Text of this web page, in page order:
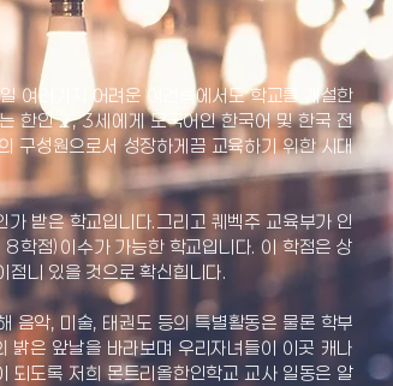
여러가지 어려운 여건속에서도 학교를 개설한
한인 2, 3세에게 모국어인 한국어 및 한국 전
구성원으로서 성장하게끔 교육하기 위한 시대
받은 학교입니다.그리고 퀘벡주 교육부가 인
점)이수가 가능한 학교입니다. 이 학점은 상
점니 있을 것으로 확신힙니다.
음악, 미술, 태권도 등의 특별활동은 물론 학부
밝은 앞날을 바라보며 우리자녀들이 이곳 캐나
되도록 저희 몬트리올한인학교 교사 일동은 알